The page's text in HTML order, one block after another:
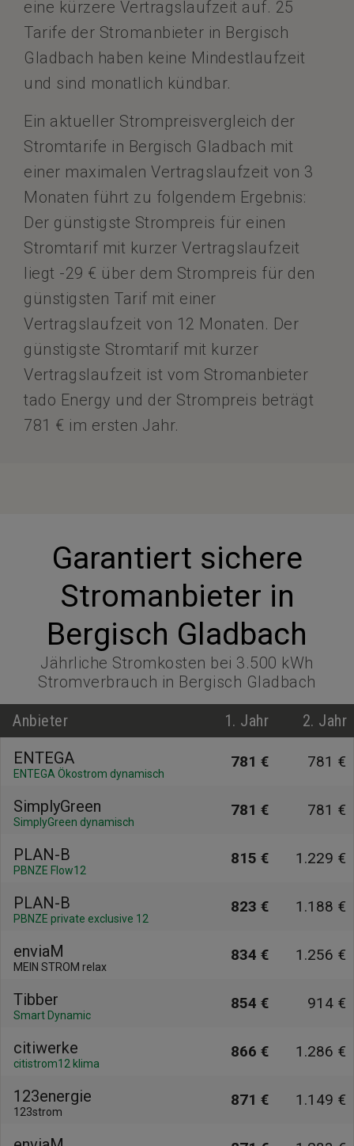
eine kürzere Vertragslaufzeit auf. 25
Tarife der Stromanbieter in Bergisch
Gladbach haben keine Mindestlaufzeit
und sind monatlich kündbar.
Ein aktueller Strompreisvergleich der
Stromtarife in Bergisch Gladbach mit
einer maximalen Vertragslaufzeit von 3
Monaten führt zu folgendem Ergebnis:
Der günstigste Strompreis für einen
Stromtarif mit kurzer Vertragslaufzeit
liegt -29 € über dem Strompreis für den
günstigsten Tarif mit einer
Vertragslaufzeit von 12 Monaten. Der
günstigste Stromtarif mit kurzer
Vertragslaufzeit ist vom Stromanbieter
tado Energy und der Strompreis beträgt
781 € im ersten Jahr.
Garantiert sichere
Stromanbieter in
Bergisch Gladbach
Jährliche Stromkosten bei 3.500 kWh
Stromverbrauch in Bergisch Gladbach
Anbieter 1. Jahr
2. Jahr
ENTEGA
ENTEGA Ökostrom dynamisch
781 € 781 €
SimplyGreen
SimplyGreen dynamisch
781 € 781 €
PLAN-B
PBNZE Flow12
815 € 1.229 €
PLAN-B
PBNZE private exclusive 12
823 € 1.188 €
enviaM
MEIN STROM relax
834 € 1.256 €
Tibber
Smart Dynamic
854 € 914 €
citiwerke
citistrom12 klima
866 € 1.286 €
123energie
123strom
871 € 1.149 €